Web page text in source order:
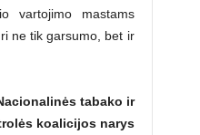
vartojimo mastams
ne tik garsumo, bet ir
tabako ir
koalicijos narys